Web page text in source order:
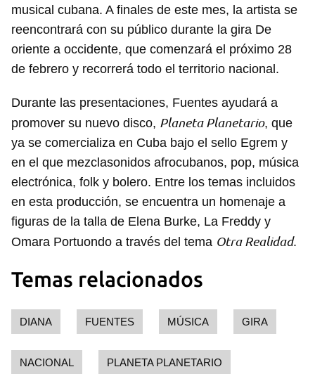
musical cubana. A finales de este mes, la artista se
reencontrará con su público durante la gira De
oriente a occidente, que comenzará el próximo 28
de febrero y recorrerá todo el territorio nacional.
Durante las presentaciones, Fuentes ayudará a
promover su nuevo disco, Planeta Planetario, que
ya se comercializa en Cuba bajo el sello Egrem y
en el que mezclasonidos afrocubanos, pop, música
electrónica, folk y bolero. Entre los temas incluidos
en esta producción, se encuentra un homenaje a
figuras de la talla de Elena Burke, La Freddy y
Omara Portuondo a través del tema Otra Realidad.
Temas relacionados
DIANA FUENTES MÚSICA GIRA
NACIONAL PLANETA PLANETARIO